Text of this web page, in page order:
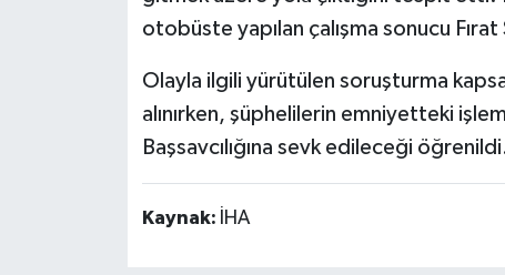
otobüste yapılan çalışma sonucu
Olayla ilgili yürütülen soruşturma
alınırken, şüphelilerin emniyetteki
Başsavcılığına sevk edileceği
Kaynak: İHA